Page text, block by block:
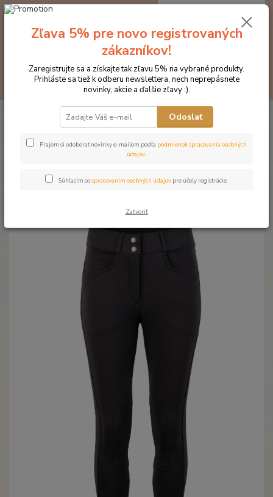
Hľadať
za0 €
Značka oblečenia MONTAR ZĽAVY!
Jazdecké nohavice
MONTAR Essential Yati tmavomodré
MONTAR Essential Yati
tmavomodré
Zľava 5% pre novo registrovaných
zákazníkov!
Zaregistrujte sa a získajte tak zľavu 5% na vybrané produkty.
Prihláste sa tiež k odberu newslettera, nech neprepásnete
novinky, akcie a ďalšie zľavy :).
Odoslať
Prajem si odoberať novinky e-mailom podľa podmienok spracovania osobných
údajov.
Súhlasím sospracovaním osobných údajov pre účely registrácie.
Zatvoriť